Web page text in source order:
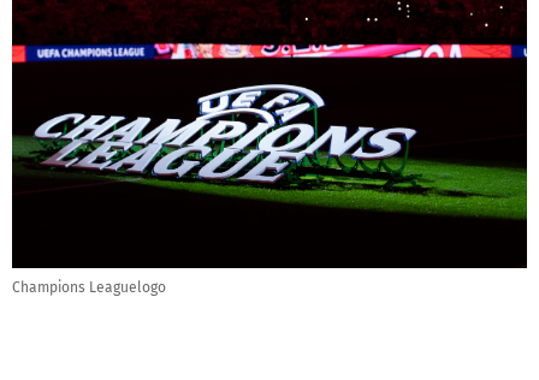
Champions Leaguelogo